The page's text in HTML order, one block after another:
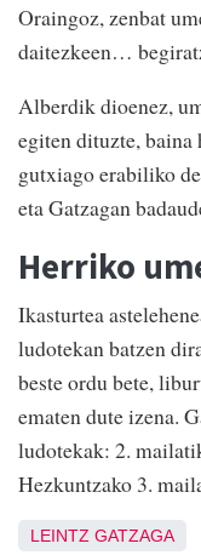
Oraingoz, zenbat
daitezkeen…
Alberdik dioenez,
egiten dituzte, baina
gutxiago erabiliko
eta Gatzagan
Herriko
Ikasturtea
ludotekan batzen
beste ordu bete,
ematen dute izena.
ludotekak: 2.
Hezkuntzako 3.
LEINTZ GATZAGA